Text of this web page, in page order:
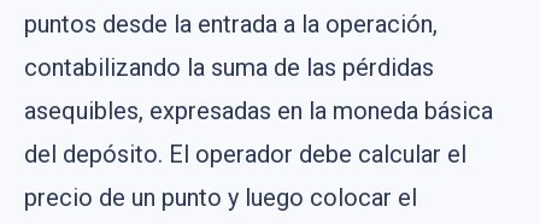
puntos desde la entrada a la operación,
contabilizando la suma de las pérdidas
asequibles, expresadas en la moneda básica
del depósito. El operador debe calcular el
precio de un punto y luego colocar el